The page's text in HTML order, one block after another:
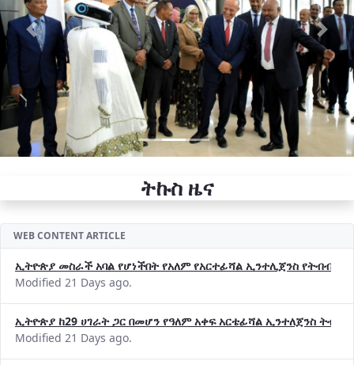
Previous Next
ትኩስ ዜና
WEB CONTENT ARTICLE
ኢትዮጵያ መስራች አባል የሆነችበት የአለም የአርተፊሻል ኢንተሊጀንስ የትብብር
Modified 21 Days ago.
ኢትዮጵያ ከ29 ሀገራት ጋር በመሆን የዓለም አቀፍ አርቴፊሻል ኢንተለጀንስ
Modified 21 Days ago.